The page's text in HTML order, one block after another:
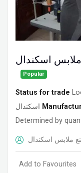
اسكندال
Popular
Status for trade
اسكندال
Determined by
ملابس اسكندال
Add to Favourites